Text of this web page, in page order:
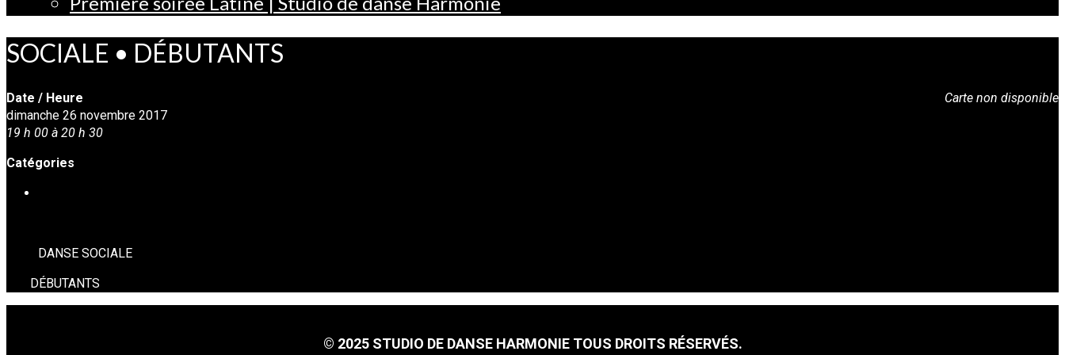
SOCIALE • DÉBUTANTS
Carte non disponible
Date / Heure
dimanche 26 novembre 2017
19 h 00 à 20 h 30
Catégories
DANSE SOCIALE
DÉBUTANTS
© 2025 STUDIO DE DANSE HARMONIE TOUS DROITS RÉSERVÉS.